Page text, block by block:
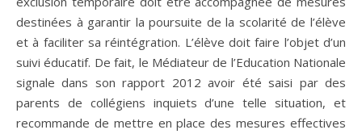
destinées à garantir la poursuite de la scolarité de l’élève
et à faciliter sa réintégration. L’élève doit faire l’objet d’un
suivi éducatif. De fait, le Médiateur de l’Education Nationale
signale dans son rapport 2012 avoir été saisi par des
parents de collégiens inquiets d’une telle situation, et
recommande de mettre en place des mesures effectives